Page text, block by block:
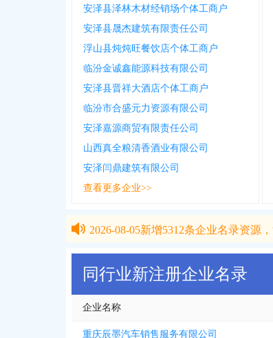
安泽县泽林木材经销场个体工商户
安泽县晟杰建筑有限责任公司
浮山县炖炖旺餐饮店个体工商户
临汾金诚鑫能源科技有限公司
安泽县晋祥大酒店个体工商户
临汾市合盛元力资源有限公司
安泽嘉源商贸有限责任公司
山西真全粮清香酒业有限公司
安泽闫鼎建筑有限公司
查看更多企业>>
同行业新注册企业名录
企业名称
重庆辰墨汽车销售服务有限公司